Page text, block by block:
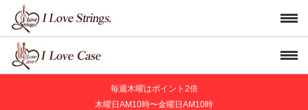
毎週木曜はポイント2倍
木曜日AM10時〜金曜日AM10時